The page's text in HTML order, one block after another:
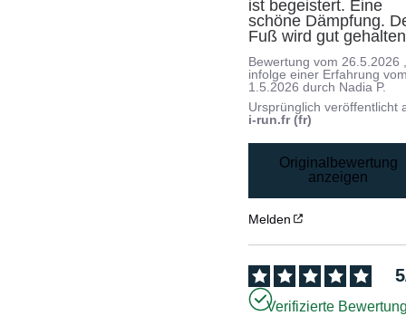
ist begeistert. Eine
schöne Dämpfung.
Fuß wird gut
Bewertung vom 26.5.2026
infolge einer Erfahrung
1.5.2026 durch Nadia P.
Ursprünglich veröffentlicht
i-run.fr (fr)
Originalbewertung
anzeigen
Melden
5
Verifizierte